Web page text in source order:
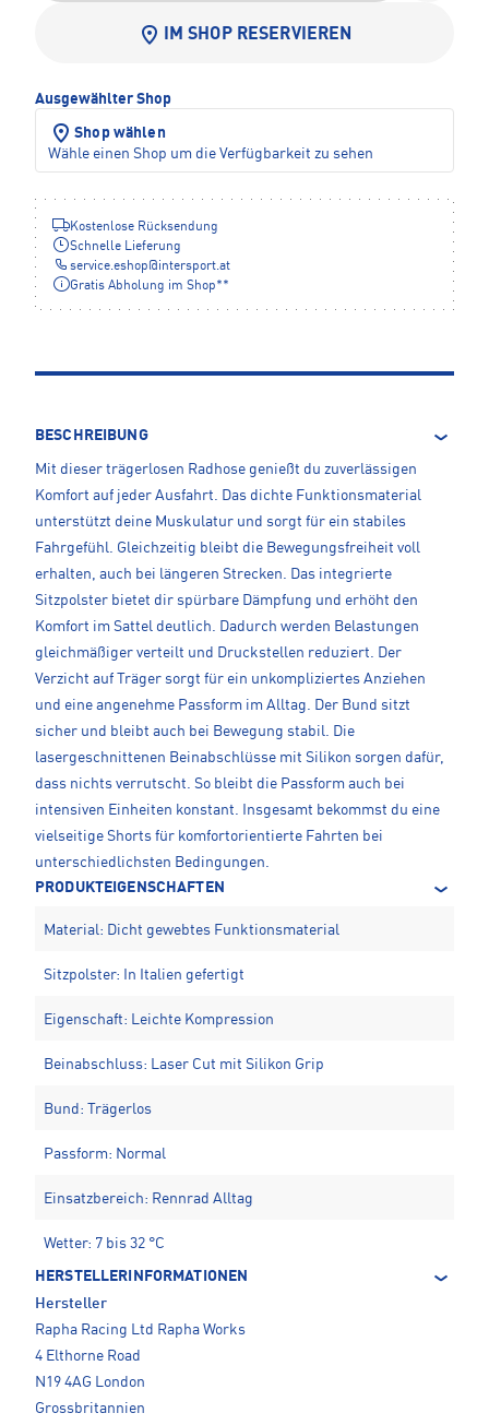
IM SHOP RESERVIEREN
Ausgewählter Shop
Shop wählen
Wähle einen Shop um die Verfügbarkeit zu sehen
Kostenlose Rücksendung
Schnelle Lieferung
service.eshop@intersport.at
Gratis Abholung im Shop**
BESCHREIBUNG
Mit dieser trägerlosen Radhose genießt du zuverlässigen
Komfort auf jeder Ausfahrt. Das dichte Funktionsmaterial
unterstützt deine Muskulatur und sorgt für ein stabiles
Fahrgefühl. Gleichzeitig bleibt die Bewegungsfreiheit voll
erhalten, auch bei längeren Strecken. Das integrierte
Sitzpolster bietet dir spürbare Dämpfung und erhöht den
Komfort im Sattel deutlich. Dadurch werden Belastungen
gleichmäßiger verteilt und Druckstellen reduziert. Der
Verzicht auf Träger sorgt für ein unkompliziertes Anziehen
und eine angenehme Passform im Alltag. Der Bund sitzt
sicher und bleibt auch bei Bewegung stabil. Die
lasergeschnittenen Beinabschlüsse mit Silikon sorgen dafür,
dass nichts verrutscht. So bleibt die Passform auch bei
intensiven Einheiten konstant. Insgesamt bekommst du eine
vielseitige Shorts für komfortorientierte Fahrten bei
unterschiedlichsten Bedingungen.
PRODUKTEIGENSCHAFTEN
Material: Dicht gewebtes Funktionsmaterial
Sitzpolster: In Italien gefertigt
Eigenschaft: Leichte Kompression
Beinabschluss: Laser Cut mit Silikon Grip
Bund: Trägerlos
Passform: Normal
Einsatzbereich: Rennrad Alltag
Wetter: 7 bis 32 °C
HERSTELLERINFORMATIONEN
Hersteller
Rapha Racing Ltd Rapha Works
4 Elthorne Road
N19 4AG London
Grossbritannien